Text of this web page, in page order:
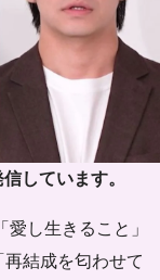
しています。
し生きること」
結成を匂わせて